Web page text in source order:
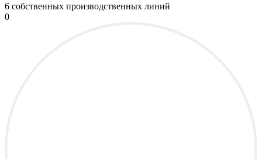
6 собственных производственных линий
0